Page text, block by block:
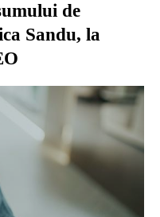
de
Sandu, la